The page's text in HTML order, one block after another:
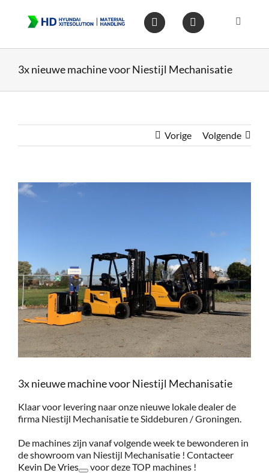
inhoud
Toggle
Services
Contact
3x nieuwe machine voor Niestijl Mechanisatie
Vorige Volgende
Bekijk
3x nieuwe machine voor Niestijl Mechanisatie
Klaar voor levering naar onze nieuwe lokale dealer de
firma Niestijl Mechanisatie te Siddeburen / Groningen.
De machines zijn vanaf volgende week te bewonderen in
de showroom van Niestijl Mechanisatie ! Contacteer
Kevin De Vries
voor deze TOP machines !